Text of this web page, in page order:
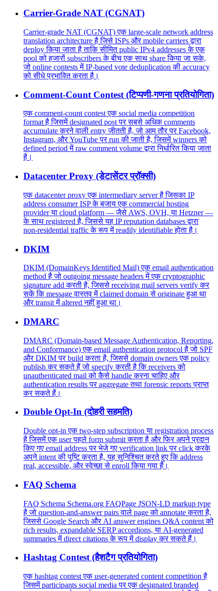
Carrier-Grade NAT (CGNAT)
Carrier-grade NAT (CGNAT) एक large-scale network address
translation architecture है जिसे ISPs और mobile carriers द्वारा
deploy किया जाता है ताकि सीमित public IPv4 addresses के एक
pool को हजारों subscribers के बीच एक साथ share किया जा सके,
जो online contests में IP-based vote deduplication की accuracy
को सीधे प्रभावित करता है।
Comment-Count Contest (टिप्पणी-गणना प्रतियोगिता)
एक comment-count contest एक social media competition
format है जिसमें designated post पर सबसे अधिक comments
accumulate करने वाली entry जीतती है, जो आम तौर पर Facebook,
Instagram, और YouTube पर run की जाती है, जिसमें winners को
defined period में raw comment volume द्वारा निर्धारित किया जाता
है।
Datacenter Proxy (डेटासेंटर प्रॉक्सी)
एक datacenter proxy एक intermediary server है जिसका IP
address consumer ISP के बजाय एक commercial hosting
provider या cloud platform — जैसे AWS, OVH, या Hetzner —
के साथ registered है, जिससे यह IP reputation databases द्वारा
non-residential traffic के रूप में readily identifiable होता है।
DKIM
DKIM (DomainKeys Identified Mail) एक email authentication
method है जो outgoing message headers में एक cryptographic
signature add करती है, जिससे receiving mail servers verify कर
सकें कि message वास्तव में claimed domain से originate हुआ था
और transit में altered नहीं हुआ था।
DMARC
DMARC (Domain-based Message Authentication, Reporting,
and Conformance) एक email authentication protocol है जो SPF
और DKIM पर build करता है, जिससे domain owners एक policy
publish कर सकते हैं जो specify करती है कि receivers को
unauthenticated mail को कैसे handle करना चाहिए और
authentication results पर aggregate तथा forensic reports प्राप्त
कर सकते हैं।
Double Opt-In (दोहरी सहमति)
Double opt-in एक two-step subscription या registration process
है जिसमें एक user पहले form submit करता है और फिर अपने प्रदान
किए गए email address पर भेजे गए verification link पर click करके
अपने intent की पुष्टि करता है, यह सुनिश्चित करते हुए कि address
real, accessible, और स्वेच्छा से enroll किया गया है।
FAQ Schema
FAQ Schema Schema.org FAQPage JSON-LD markup type
है जो question-and-answer pairs वाले page को annotate करता है,
जिससे Google Search और AI answer engines Q&A content को
rich results, expandable SERP accordions, या AI-generated
summaries में direct citations के रूप में display कर सकते हैं।
Hashtag Contest (हैशटैग प्रतियोगिता)
एक hashtag contest एक user-generated content competition है
जिसमें participants social media पर एक designated branded